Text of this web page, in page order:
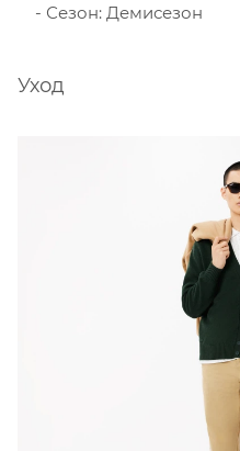
Сезон: Демисезон
Уход